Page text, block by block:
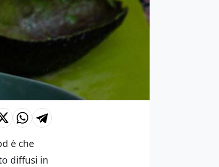
è che
diffusi in